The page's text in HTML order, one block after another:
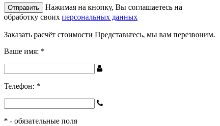
Нажимая на кнопку, Вы соглашаетесь на
обработку своих персональных данных
Заказать расчёт стоимости Представьтесь, мы вам перезвоним.
Ваше имя: *
Телефон: *
* - обязательные поля